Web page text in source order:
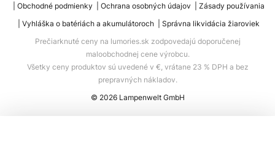
Obchodné podmienky
Ochrana osobných údajov
Zásady používania
Vyhláška o batériách a akumulátoroch
Správna likvidácia žiaroviek
Prečiarknuté ceny na lumories.sk zodpovedajú doporučenej
maloobchodnej cene výrobcu.
Všetky ceny produktov sú uvedené v €, vrátane 23 % DPH a bez
prepravných nákladov.
© 2026 Lampenwelt GmbH